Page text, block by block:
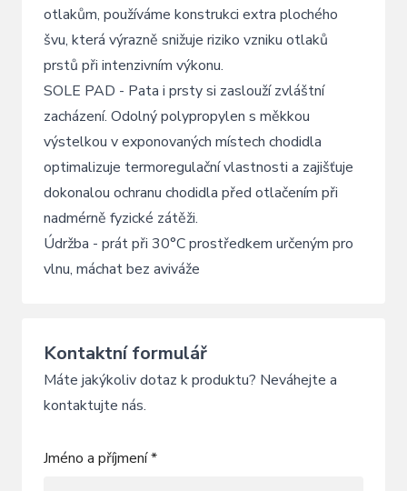
otlakům, používáme konstrukci extra plochého
švu, která výrazně snižuje riziko vzniku otlaků
prstů při intenzivním výkonu.
SOLE PAD - Pata i prsty si zaslouží zvláštní
zacházení. Odolný polypropylen s měkkou
výstelkou v exponovaných místech chodidla
optimalizuje termoregulační vlastnosti a zajišťuje
dokonalou ochranu chodidla před otlačením při
nadmérně fyzické zátěži.
Údržba - prát při 30°C prostředkem určeným pro
vlnu, máchat bez aviváže
Kontaktní formulář
Máte jakýkoliv dotaz k produktu? Neváhejte a
kontaktujte nás.
Jméno a příjmení *